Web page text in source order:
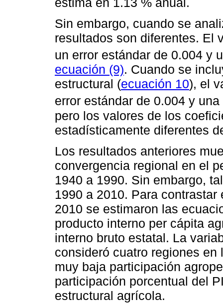
Sin embargo, cuando se
resultados son diferentes. El
un error estándar de 0.004 y
ecuación (9). Cuando se
estructural (ecuación 10), el
error estándar de 0.004 y una
pero los valores de los
estadísticamente diferentes
Los resultados anteriores
convergencia regional en el
1940 a 1990. Sin embargo,
1990 a 2010. Para
2010 se estimaron las
producto interno per cápita
interno bruto estatal. La
consideró cuatro regiones
muy baja participación
participación porcentual del
estructural agrícola.